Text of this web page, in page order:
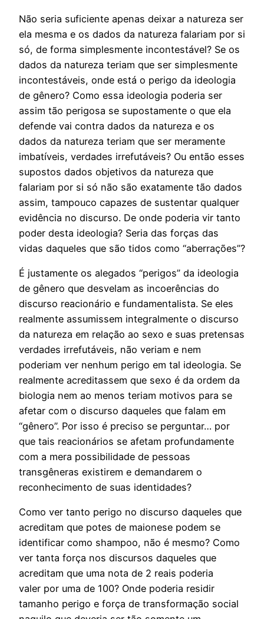
Não seria suficiente apenas deixar a natureza ser
ela mesma e os dados da natureza falariam por si
só, de forma simplesmente incontestável? Se os
dados da natureza teriam que ser simplesmente
incontestáveis, onde está o perigo da ideologia
de gênero? Como essa ideologia poderia ser
assim tão perigosa se supostamente o que ela
defende vai contra dados da natureza e os
dados da natureza teriam que ser meramente
imbatíveis, verdades irrefutáveis? Ou então esses
supostos dados objetivos da natureza que
falariam por si só não são exatamente tão dados
assim, tampouco capazes de sustentar qualquer
evidência no discurso. De onde poderia vir tanto
poder desta ideologia? Seria das forças das
vidas daqueles que são tidos como “aberrações”?
É justamente os alegados “perigos” da ideologia
de gênero que desvelam as incoerências do
discurso reacionário e fundamentalista. Se eles
realmente assumissem integralmente o discurso
da natureza em relação ao sexo e suas pretensas
verdades irrefutáveis, não veriam e nem
poderiam ver nenhum perigo em tal ideologia. Se
realmente acreditassem que sexo é da ordem da
biologia nem ao menos teriam motivos para se
afetar com o discurso daqueles que falam em
“gênero”. Por isso é preciso se perguntar… por
que tais reacionários se afetam profundamente
com a mera possibilidade de pessoas
transgêneras existirem e demandarem o
reconhecimento de suas identidades?
Como ver tanto perigo no discurso daqueles que
acreditam que potes de maionese podem se
identificar como shampoo, não é mesmo? Como
ver tanta força nos discursos daqueles que
acreditam que uma nota de 2 reais poderia
valer por uma de 100? Onde poderia residir
tamanho perigo e força de transformação social